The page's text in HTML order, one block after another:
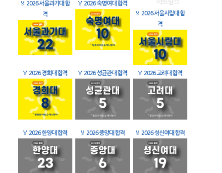
🏅 2026 서울과기대 합
격
🏅 2026 숙명여대 합격
🏅 2026 서울시립대 합
격
🏅 2026 경희대 합격 🏅 2026 성균관대 합격 🏅 2026 고려대 합격
🏅 2026 한양대 합격 🏅 2026 중앙대 합격 🏅 2026 성신여대 합격